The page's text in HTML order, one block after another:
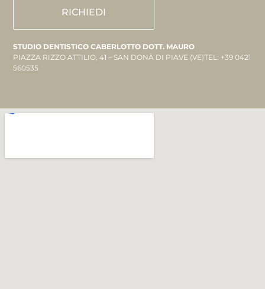
RICHIEDI
STUDIO DENTISTICO CABERLOTTO DOTT. MAURO
PIAZZA RIZZO ATTILIO, 41 – SAN DONÀ DI PIAVE (VE)TEL: +39 0421
560535